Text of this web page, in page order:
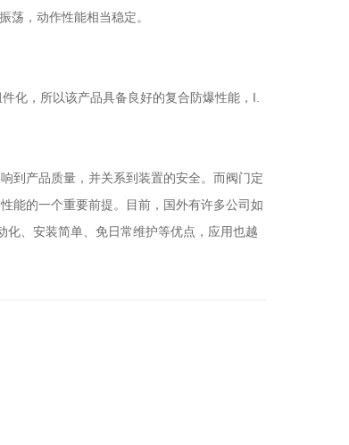
荡，动作性能相当稳定。
化，所以该产品具备良好的复合防爆性能，I.
到产品质量，并关系到装置的安全。而阀门定
能的一个重要前提。目前，国外有许多公司如
、安装简单、免日常维护等优点，应用也越